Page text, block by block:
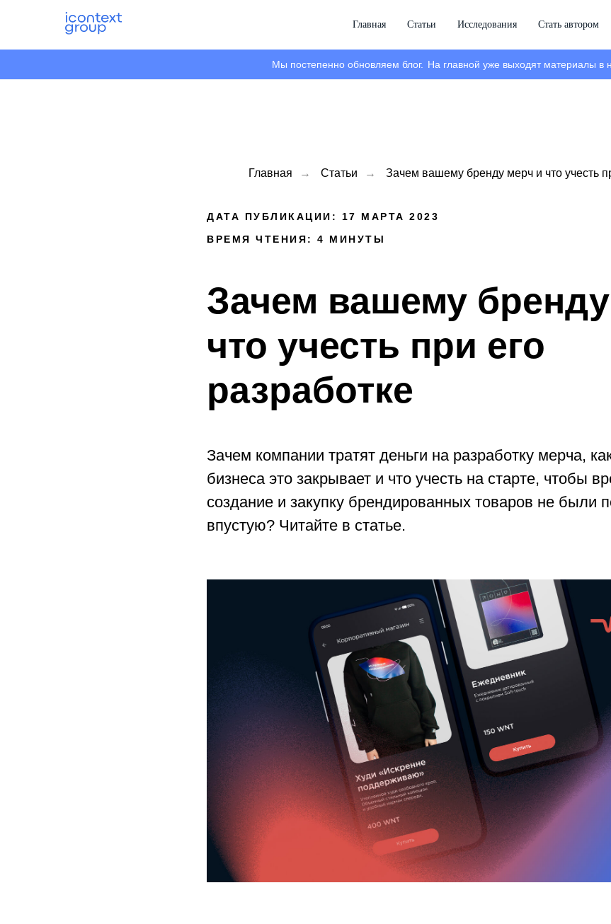
Мы постепенно обновляем блог. На главной уже выходят материалы в
Главная Статьи Исследования Стать автором
Главная → Статьи → Зачем вашему бренду мерч и что учесть
ДАТА ПУБЛИКАЦИИ: 17 МАРТА 2023
ВРЕМЯ ЧТЕНИЯ: 4 МИНУТЫ
Зачем вашему
что учесть при его
разработке
Зачем компании тратят деньги на разработку мерча,
бизнеса это закрывает и что учесть на старте, чтобы
создание и закупку брендированных товаров не были
впустую? Читайте в статье.